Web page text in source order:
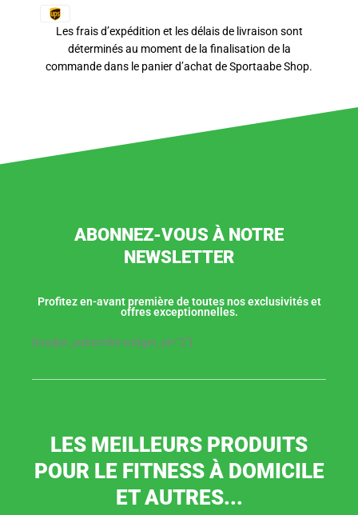
Les frais d’expédition et les délais de livraison sont
déterminés au moment de la finalisation de la
commande dans le panier d’achat de Sportaabe Shop.
ABONNEZ-VOUS À NOTRE
NEWSLETTER
Profitez en-avant première de toutes nos exclusivités et
offres exceptionnelles.
[mailjet_subscribe widget_id="2"]
LES MEILLEURS PRODUITS
POUR LE FITNESS À DOMICILE
ET AUTRES...